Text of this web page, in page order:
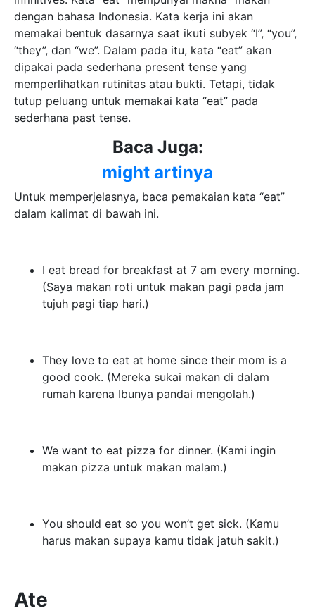
dengan bahasa Indonesia. Kata kerja ini akan
memakai bentuk dasarnya saat ikuti subyek “I”, “you”,
“they”, dan “we”. Dalam pada itu, kata “eat” akan
dipakai pada sederhana present tense yang
memperlihatkan rutinitas atau bukti. Tetapi, tidak
tutup peluang untuk memakai kata “eat” pada
sederhana past tense.
Baca Juga:
might artinya
Untuk memperjelasnya, baca pemakaian kata “eat”
dalam kalimat di bawah ini.
I eat bread for breakfast at 7 am every morning.
(Saya makan roti untuk makan pagi pada jam
tujuh pagi tiap hari.)
They love to eat at home since their mom is a
good cook. (Mereka sukai makan di dalam
rumah karena Ibunya pandai mengolah.)
We want to eat pizza for dinner. (Kami ingin
makan pizza untuk makan malam.)
You should eat so you won’t get sick. (Kamu
harus makan supaya kamu tidak jatuh sakit.)
Ate